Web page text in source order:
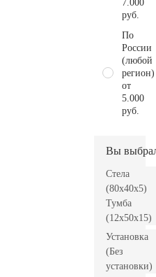
7.000
руб.
По
России
(любой
регион)
от
5.000
руб.
Вы
Стела
(80x40x5)
Тумба
(12x50x15)
Установка
(Без
установки)